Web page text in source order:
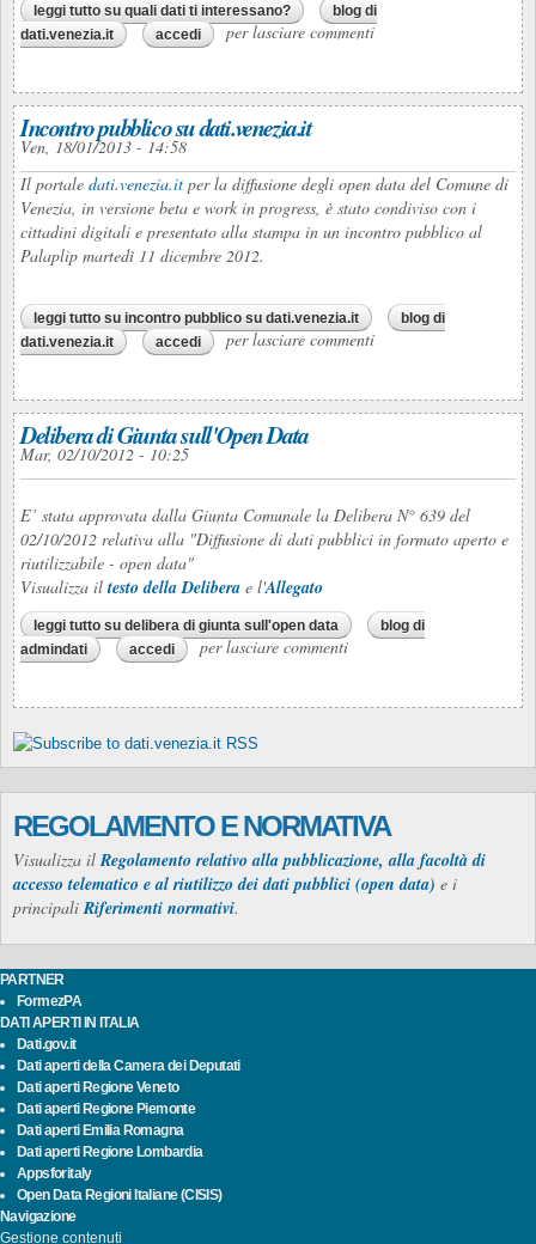
leggi tutto su quali dati ti interessano?
blog di
dati.venezia.it
accedi per lasciare commenti
Incontro pubblico su dati.venezia.it
Ven, 18/01/2013 - 14:58
Il portale dati.venezia.it per la diffusione degli open data del Comune di
Venezia, in versione beta e work in progress, è stato condiviso con i
cittadini digitali e presentato alla stampa in un incontro pubblico al
Palaplip martedì 11 dicembre 2012.
leggi tutto su incontro pubblico su dati.venezia.it
blog di
dati.venezia.it
accedi per lasciare commenti
Delibera di Giunta sull'Open Data
Mar, 02/10/2012 - 10:25
E’ stata approvata dalla Giunta Comunale la Delibera N° 639 del
02/10/2012 relativa alla "Diffusione di dati pubblici in formato aperto e
riutilizzabile - open data"
Visualizza il testo della Delibera e l'Allegato
leggi tutto su delibera di giunta sull'open data
blog di
admindati
accedi per lasciare commenti
REGOLAMENTO E NORMATIVA
Visualizza ilRegolamento relativo alla pubblicazione, alla facoltà di
accesso telematico e al riutilizzo dei dati pubblici (open data) e i
principaliRiferimenti normativi.
PARTNER
FormezPA
DATI APERTI IN ITALIA
Dati.gov.it
Dati aperti della Camera dei Deputati
Dati aperti Regione Veneto
Dati aperti Regione Piemonte
Dati aperti Emilia Romagna
Dati aperti Regione Lombardia
Appsforitaly
Open Data Regioni Italiane (CISIS)
Navigazione
Gestione contenuti